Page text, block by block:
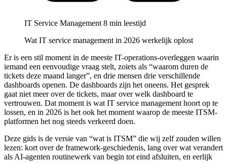
IT Service Management 8 min leestijd
Wat IT service management in 2026 werkelijk oplost
Er is een stil moment in de meeste IT-operations-overleggen waarin
iemand een eenvoudige vraag stelt, zoiets als “waarom duren de
tickets deze maand langer”, en drie mensen drie verschillende
dashboards openen. De dashboards zijn het oneens. Het gesprek
gaat niet meer over de tickets, maar over welk dashboard te
vertrouwen. Dat moment is wat IT service management hoort op te
lossen, en in 2026 is het ook het moment waarop de meeste ITSM-
platformen het nog steeds verkeerd doen.
Deze gids is de versie van “wat is ITSM” die wij zelf zouden willen
lezen: kort over de framework-geschiedenis, lang over wat verandert
als AI-agenten routinewerk van begin tot eind afsluiten, en eerlijk